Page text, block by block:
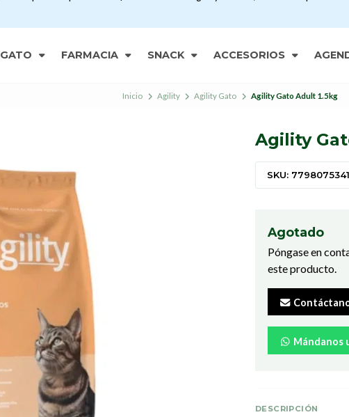
GATO FARMACIA SNACK ACCESORIOS
Inicio Agility Agility Gato Agility Gato Adult 1.5kg
Agility
SKU:
Agotado
Póngase en
este producto.
Mándanos
DESCRIPCIÓN